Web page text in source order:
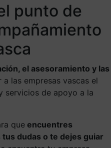
punto de
el asesoramiento y las
las empresas vascas el
servicios de apoyo a la
que encuentres
dudas o te dejes guiar